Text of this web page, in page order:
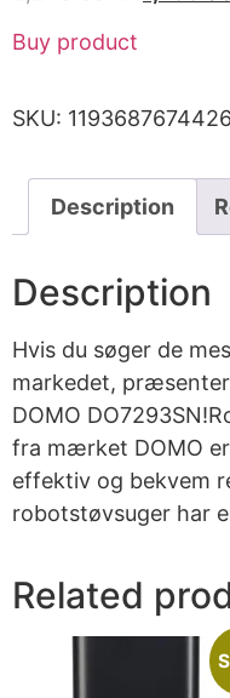
Buy product
SKU:
Description
Description
Hvis du søger de
markedet,
DOMO
fra mærket DOMO
effektiv og bekvem
robotstøvsuger har
Related